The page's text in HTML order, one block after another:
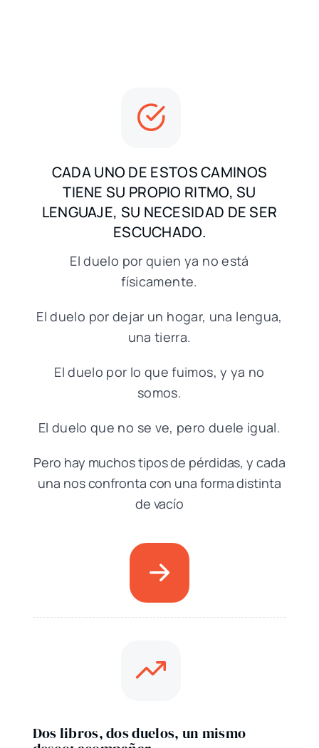
CADA UNO DE ESTOS CAMINOS
TIENE SU PROPIO RITMO, SU
LENGUAJE, SU NECESIDAD DE SER
ESCUCHADO.
El duelo por quien ya no está
físicamente.
El duelo por dejar un hogar, una lengua,
una tierra.
El duelo por lo que fuimos, y ya no
somos.
El duelo que no se ve, pero duele igual.
Pero hay muchos tipos de pérdidas, y cada
una nos confronta con una forma distinta
de vacío
Dos libros, dos duelos, un mismo